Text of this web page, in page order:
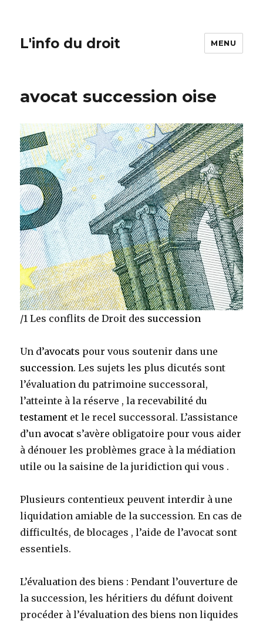
L'info du droit MENU
avocat succession oise
/1 Les conflits de Droit des succession
Un d’avocats pour vous soutenir dans une
succession. Les sujets les plus dicutés sont
l’évaluation du patrimoine successoral,
l’atteinte à la réserve , la recevabilité du
testament et le recel successoral. L’assistance
d’un avocat s’avère obligatoire pour vous aider
à dénouer les problèmes grace à la médiation
utile ou la saisine de la juridiction qui vous .
Plusieurs contentieux peuvent interdir à une
liquidation amiable de la succession. En cas de
difficultés, de blocages , l’aide de l’avocat sont
essentiels.
L’évaluation des biens : Pendant l’ouverture de
la succession, les héritiers du défunt doivent
procéder à l’évaluation des biens non liquides